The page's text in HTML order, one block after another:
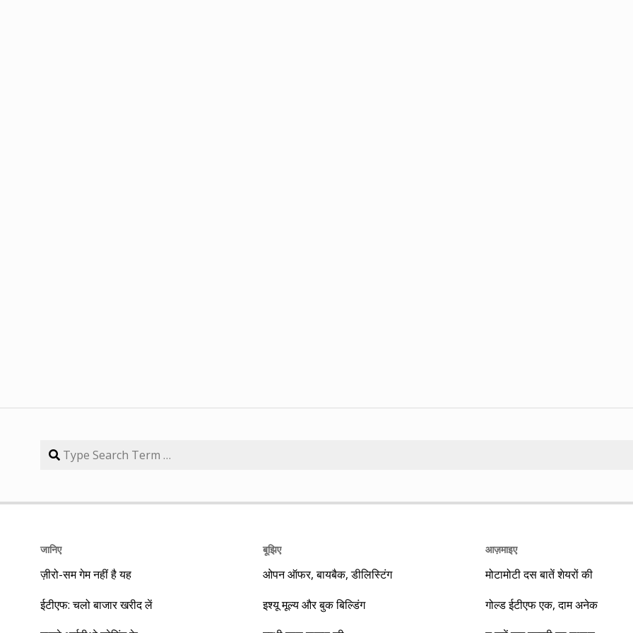
जानिए
ज़ीरो-सम गेम नहीं है यह
ईटीएफ: चलो बाजार खरीद लें
बूझिए
ओपन ऑफर, बायबैक, डीलिस्टिंग
इश्यू मूल्य और बुक बिल्डिंग
आज़माइए
मोटामोटी दस बातें शेयरों की
गोल्ड ईटीएफ एक, दाम अनेक